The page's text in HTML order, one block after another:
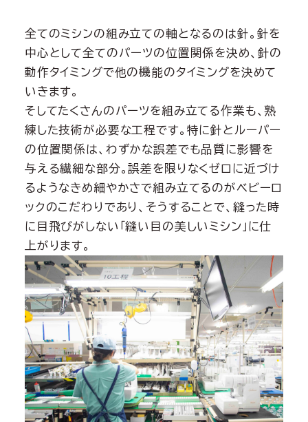
全てのミシンの組み立ての軸となるのは針。針を
中心として全てのパーツの位置関係を決め、針の
動作タイミングで他の機能のタイミングを決めて
いきます。
そしてたくさんのパーツを組み立てる作業も、熟
練した技術が必要な工程です。特に針とルーパー
の位置関係は、わずかな誤差でも品質に影響を
与える繊細な部分。誤差を限りなくゼロに近づけ
るようなきめ細やかさで組み立てるのがベビーロ
ックのこだわりであり、そうすることで、縫った時
に目飛びがしない「縫い目の美しいミシン」に仕
上がります。